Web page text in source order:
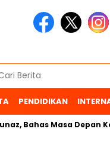
PENDIDIKAN
Bahas Masa Depan